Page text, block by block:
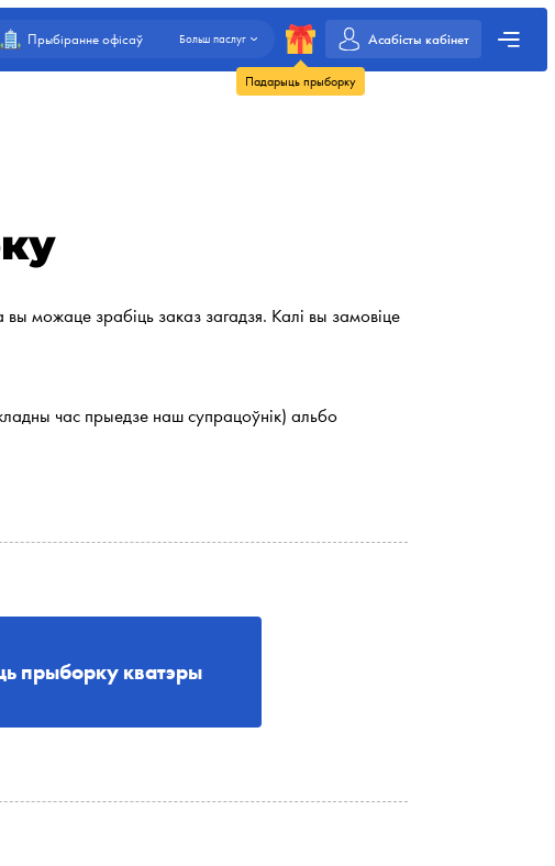
Прыбіранне офісаў Больш паслуг
Падарыць прыборку
Асабісты кабінет
можаце зрабіць заказ загадзя. Калі вы замовіце
час прыедзе наш супрацоўнік) альбо
прыборку кватэры